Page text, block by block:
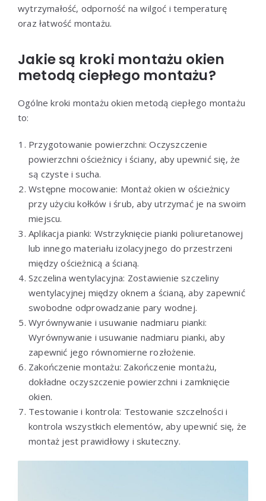
wytrzymałość, odporność na wilgoć i temperaturę
oraz łatwość montażu.
Jakie są kroki montażu okien
metodą ciepłego montażu?
Ogólne kroki montażu okien metodą ciepłego montażu
to:
Przygotowanie powierzchni: Oczyszczenie
powierzchni ościeżnicy i ściany, aby upewnić się, że
są czyste i sucha.
Wstępne mocowanie: Montaż okien w ościeżnicy
przy użyciu kołków i śrub, aby utrzymać je na swoim
miejscu.
Aplikacja pianki: Wstrzyknięcie pianki poliuretanowej
lub innego materiału izolacyjnego do przestrzeni
między ościeżnicą a ścianą.
Szczelina wentylacyjna: Zostawienie szczeliny
wentylacyjnej między oknem a ścianą, aby zapewnić
swobodne odprowadzanie pary wodnej.
Wyrównywanie i usuwanie nadmiaru pianki:
Wyrównywanie i usuwanie nadmiaru pianki, aby
zapewnić jego równomierne rozłożenie.
Zakończenie montażu: Zakończenie montażu,
dokładne oczyszczenie powierzchni i zamknięcie
okien.
Testowanie i kontrola: Testowanie szczelności i
kontrola wszystkich elementów, aby upewnić się, że
montaż jest prawidłowy i skuteczny.